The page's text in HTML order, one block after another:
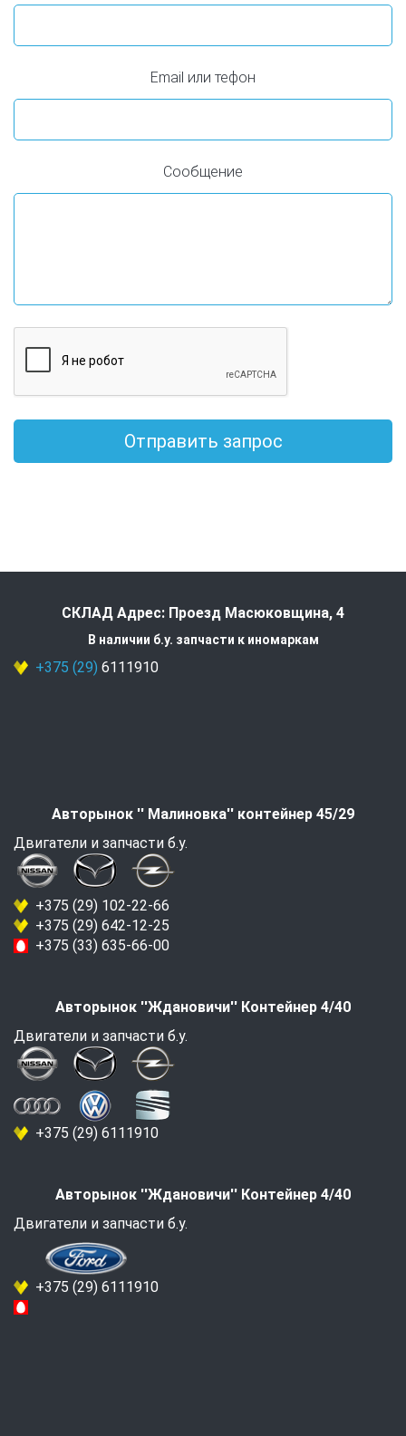
Email или тефон
Сообщение
Отправить запрос
СКЛАД Адрес: Проезд Масюковщина, 4
В наличии б.у. запчасти к иномаркам
+375 (29) 6111910
Авторынок '' Малиновка'' контейнер 45/29
Двигатели и запчасти б.у.
+375 (29) 102-22-66
+375 (29) 642-12-25
+375 (33) 635-66-00
Авторынок ''Ждановичи'' Контейнер 4/40
Двигатели и запчасти б.у.
+375 (29) 6111910
Авторынок ''Ждановичи'' Контейнер 4/40
Двигатели и запчасти б.у.
+375 (29) 6111910